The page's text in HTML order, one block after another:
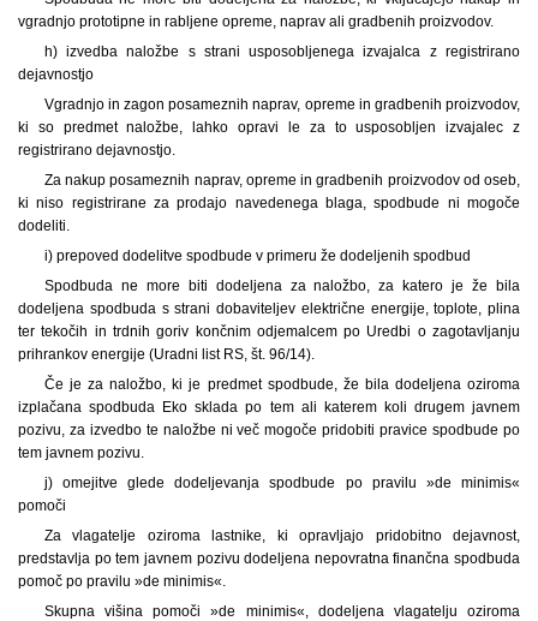
vgradnjo prototipne in rabljene opreme, naprav ali gradbenih proizvodov.
h) izvedba naložbe s strani usposobljenega izvajalca z registrirano
dejavnostjo
Vgradnjo in zagon posameznih naprav, opreme in gradbenih proizvodov,
ki so predmet naložbe, lahko opravi le za to usposobljen izvajalec z
registrirano dejavnostjo.
Za nakup posameznih naprav, opreme in gradbenih proizvodov od oseb,
ki niso registrirane za prodajo navedenega blaga, spodbude ni mogoče
dodeliti.
i) prepoved dodelitve spodbude v primeru že dodeljenih spodbud
Spodbuda ne more biti dodeljena za naložbo, za katero je že bila
dodeljena spodbuda s strani dobaviteljev električne energije, toplote, plina
ter tekočih in trdnih goriv končnim odjemalcem po Uredbi o zagotavljanju
prihrankov energije (Uradni list RS, št. 96/14).
Če je za naložbo, ki je predmet spodbude, že bila dodeljena oziroma
izplačana spodbuda Eko sklada po tem ali katerem koli drugem javnem
pozivu, za izvedbo te naložbe ni več mogoče pridobiti pravice spodbude po
tem javnem pozivu.
j) omejitve glede dodeljevanja spodbude po pravilu »de minimis«
pomoči
Za vlagatelje oziroma lastnike, ki opravljajo pridobitno dejavnost,
predstavlja po tem javnem pozivu dodeljena nepovratna finančna spodbuda
pomoč po pravilu »de minimis«.
Skupna višina pomoči »de minimis«, dodeljena vlagatelju oziroma